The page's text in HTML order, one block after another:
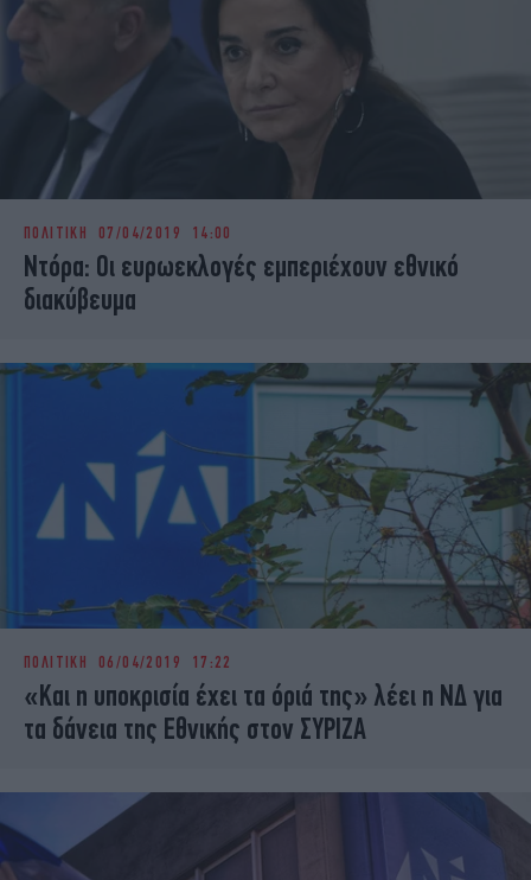
ΠΟΛΙΤΙΚΗ 07/04/2019 14:00
Ντόρα: Οι ευρωεκλογές εμπεριέχουν εθνικό
διακύβευμα
ΠΟΛΙΤΙΚΗ 06/04/2019 17:22
«Και η υποκρισία έχει τα όριά της» λέει η ΝΔ για
τα δάνεια της Εθνικής στον ΣΥΡΙΖΑ